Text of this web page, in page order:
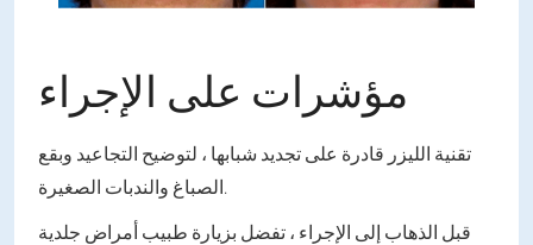
مؤشرات على الإجراء
تقنية الليزر قادرة على تجديد شبابها ، لتوضيح التجاعيد وبقع
الصباغ والندبات الصغيرة.
قبل الذهاب إلى الإجراء ، تفضل بزيارة طبيب أمراض جلدية